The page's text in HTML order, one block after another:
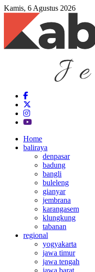
Kamis, 6 Agustus 2026
Home
baliraya
denpasar
badung
bangli
buleleng
gianyar
jembrana
karangasem
klungkung
tabanan
regional
yogyakarta
jawa timur
jawa tengah
jawa barat